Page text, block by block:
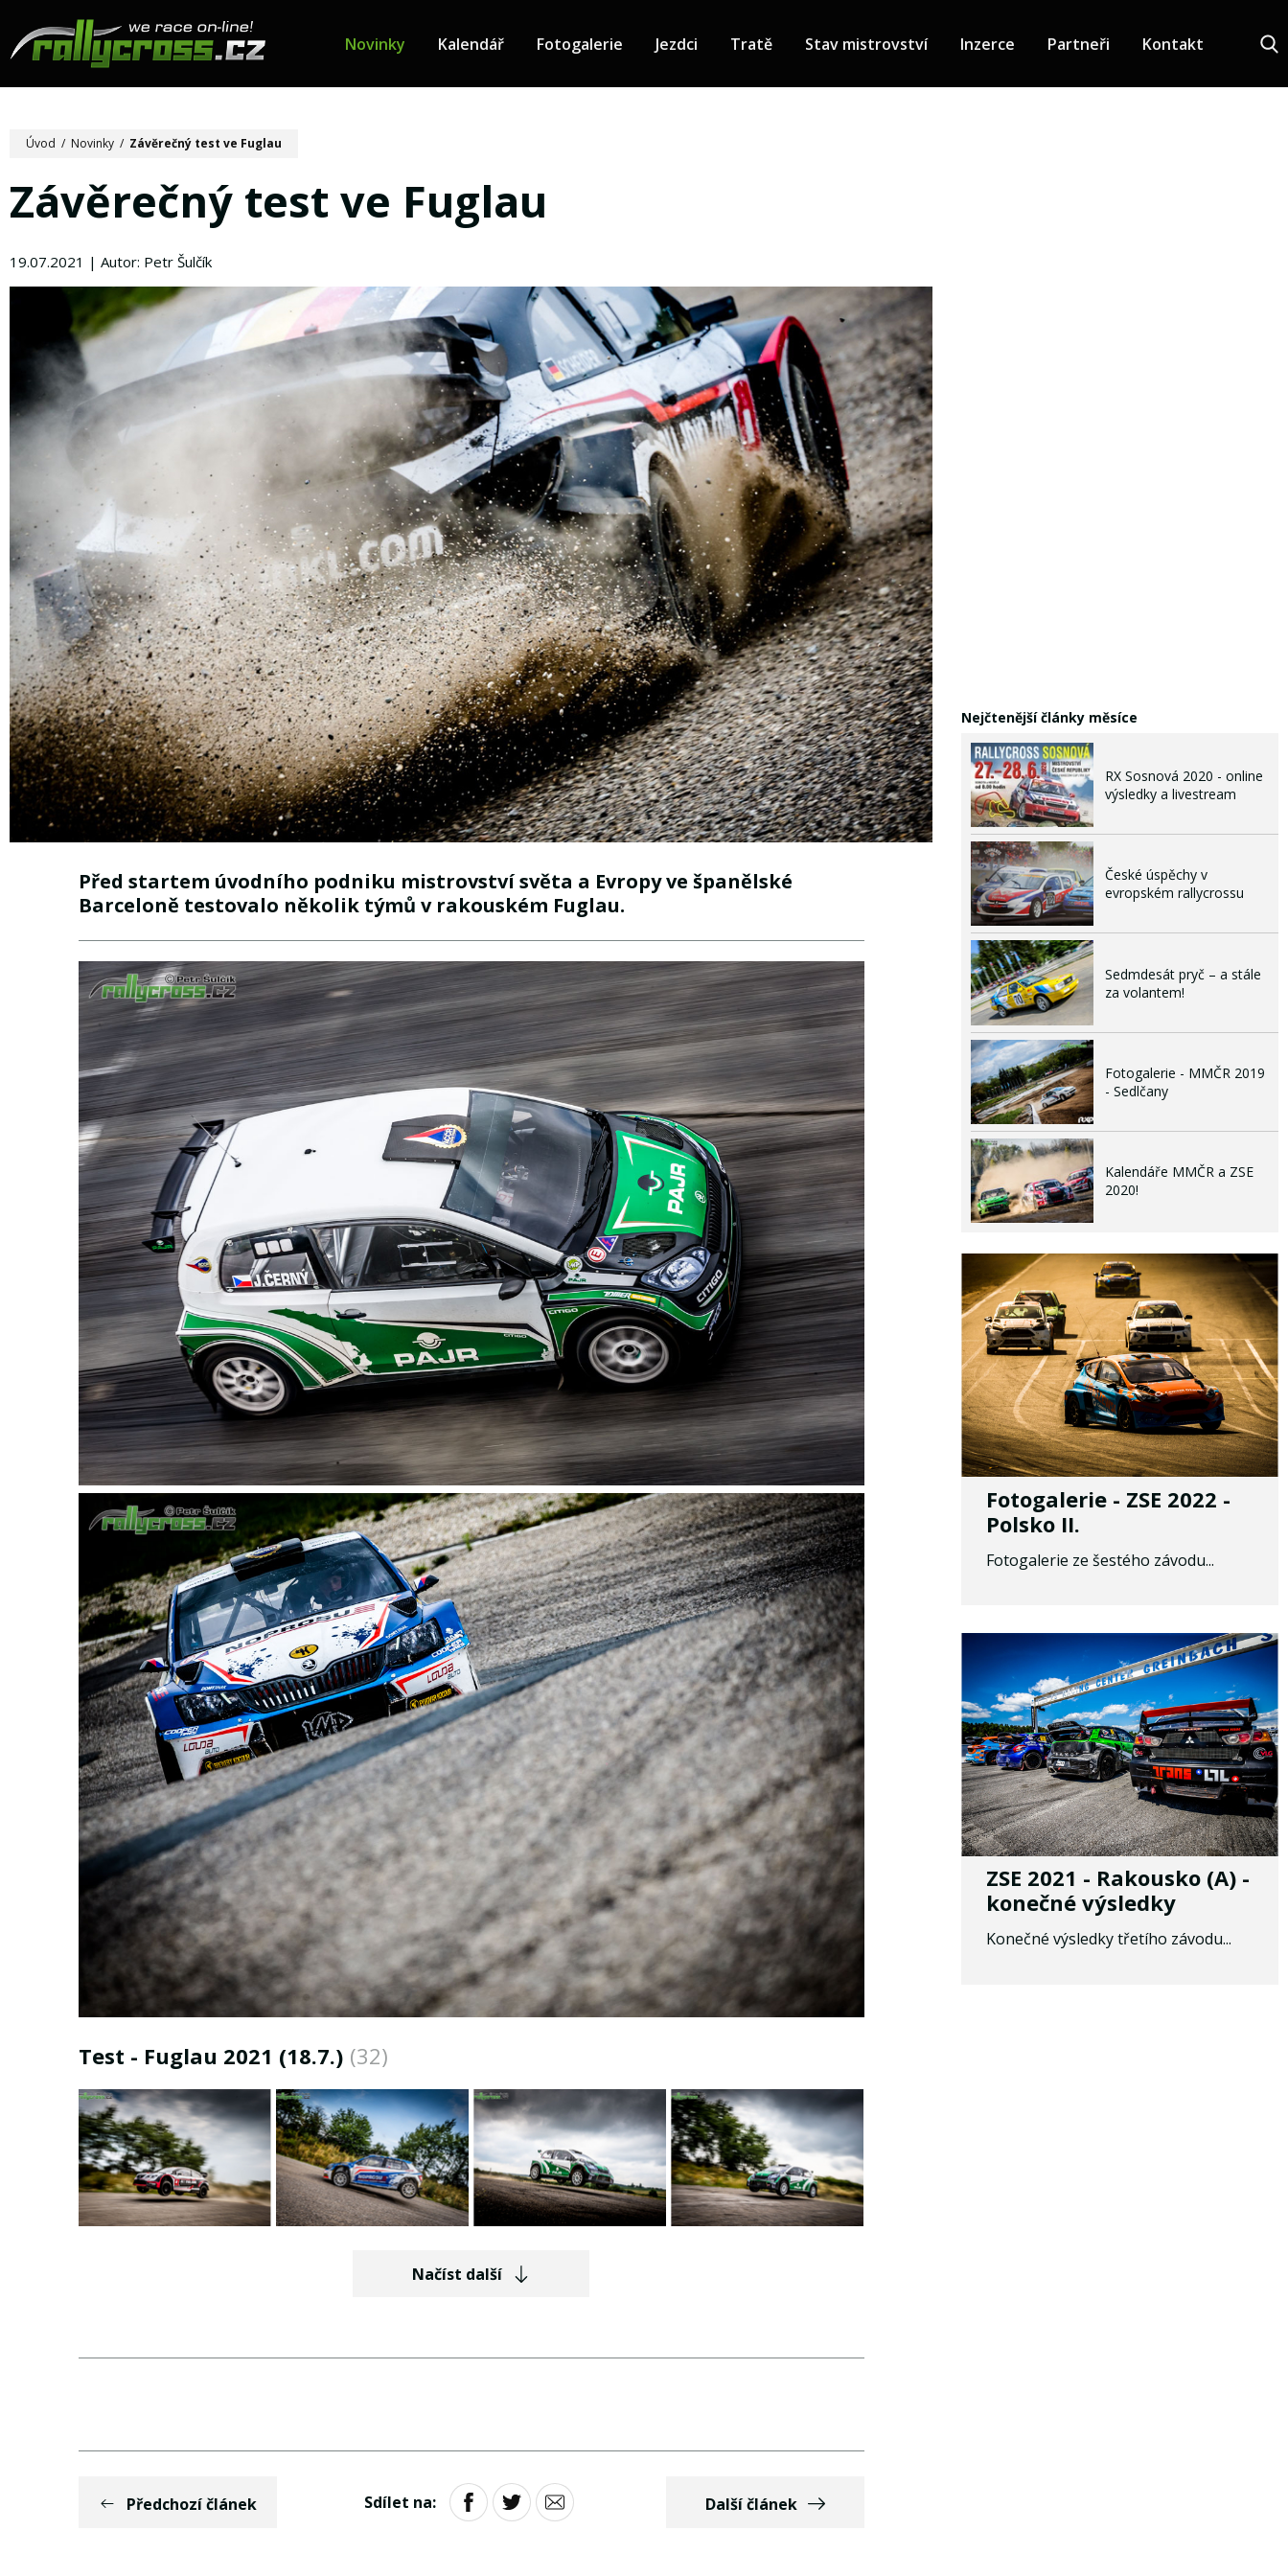
Novinky Kalendář Fotogalerie Jezdci Tratě Stav mistrovství Inzerce Partneři Kontakt
Úvod / Novinky / Závěrečný test ve Fuglau
Závěrečný test ve Fuglau
19.07.2021 | Autor: Petr Šulčík
Před startem úvodního podniku mistrovství světa a Evropy ve španělské
Barceloně testovalo několik týmů v rakouském Fuglau.
Test - Fuglau 2021 (18.7.) (32)
Načíst další
Předchozí článek Sdílet na: Další článek
Nejčtenější články měsíce
RX Sosnová 2020 - online
výsledky a livestream
České úspěchy v
evropském rallycrossu
Sedmdesát pryč – a stále
za volantem!
Fotogalerie - MMČR 2019
- Sedlčany
Kalendáře MMČR a ZSE
2020!
Fotogalerie - ZSE 2022 -
Polsko II.
Fotogalerie ze šestého závodu...
ZSE 2021 - Rakousko (A) -
konečné výsledky
Konečné výsledky třetího závodu...